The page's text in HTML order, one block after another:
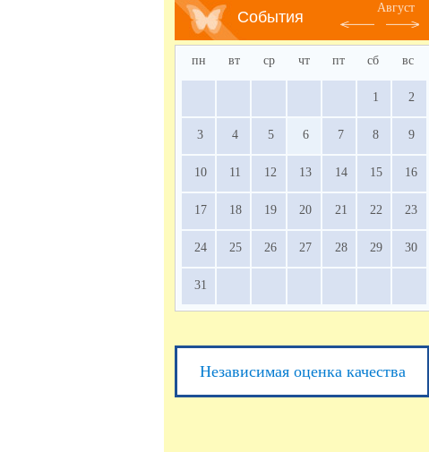
События
Август
пн вт ср чт пт сб вс
1 2
3 4 5 6 7 8 9
10 11 12 13 14 15 16
17 18 19 20 21 22 23
24 25 26 27 28 29 30
31
Независимая оценка качества